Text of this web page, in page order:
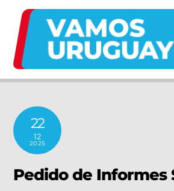
content
22
12
2025
Pedido de Informes